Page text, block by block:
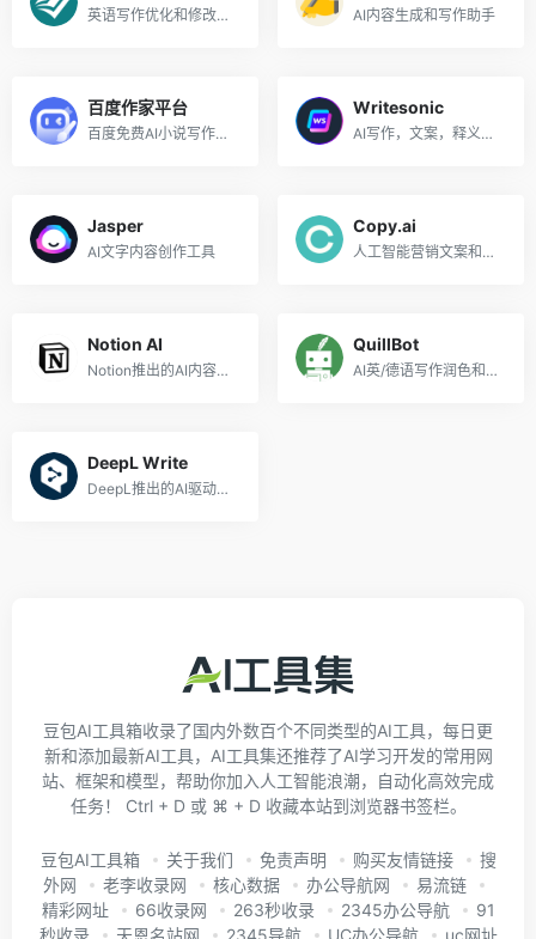
英语写作优化和修改工具 AI内容生成和写作助手
百度作家平台
百度免费AI小说写作工具
Writesonic
AI写作，文案，释义工具
Jasper
AI文字内容创作工具
Copy.ai
人工智能营销文案和内容创作工具
Notion AI
Notion推出的AI内容创作助手
QuillBot
AI英/德语写作润色和改进工具
DeepL Write
DeepL推出的AI驱动的写作助手
豆包AI工具箱收录了国内外数百个不同类型的AI工具，每日更
新和添加最新AI工具，AI工具集还推荐了AI学习开发的常用网
站、框架和模型，帮助你加入人工智能浪潮，自动化高效完成
任务！ Ctrl + D 或 ⌘ + D 收藏本站到浏览器书签栏。
豆包AI工具箱 关于我们 免责声明 购买友情链接
搜
外网
老李收录网 核心数据 办公导航网
易流链
精彩网址
66收录网 263秒收录 2345办公导航
91
秒收录
天恩名站网 2345导航 UC办公导航 uc网址